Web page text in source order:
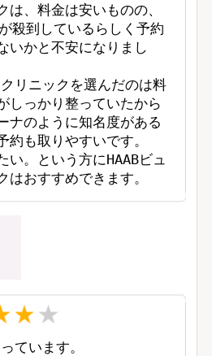
は、料金は安いものの、
殺到しているらしく予約
いかと不安になりまし
リニックを選んだのは料
しっかり整っていたから
ナのように知名度がある
約も取りやすいです。
い。という方にHAABビュ
はおすすめできます。
ています。